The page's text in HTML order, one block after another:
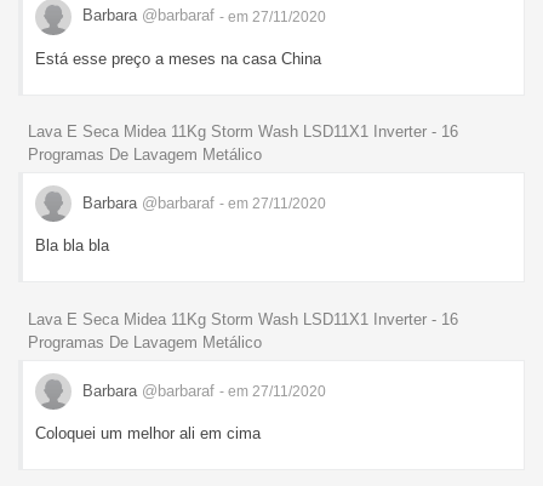
Barbara @barbaraf - em 27/11/2020
Está esse preço a meses na casa China
Lava E Seca Midea 11Kg Storm Wash LSD11X1 Inverter - 16
Programas De Lavagem Metálico
Barbara @barbaraf - em 27/11/2020
Bla bla bla
Lava E Seca Midea 11Kg Storm Wash LSD11X1 Inverter - 16
Programas De Lavagem Metálico
Barbara @barbaraf - em 27/11/2020
Coloquei um melhor ali em cima